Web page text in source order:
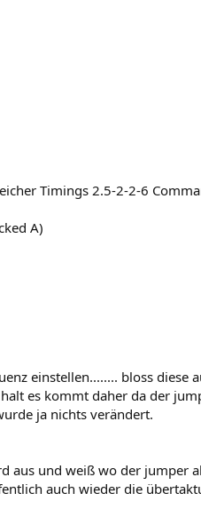
Timings 2.5-2-2-6
A)
einstellen........ bloss diese
es kommt daher da der
ja nichts verändert.
aus und weiß wo der jumper
auch wieder die